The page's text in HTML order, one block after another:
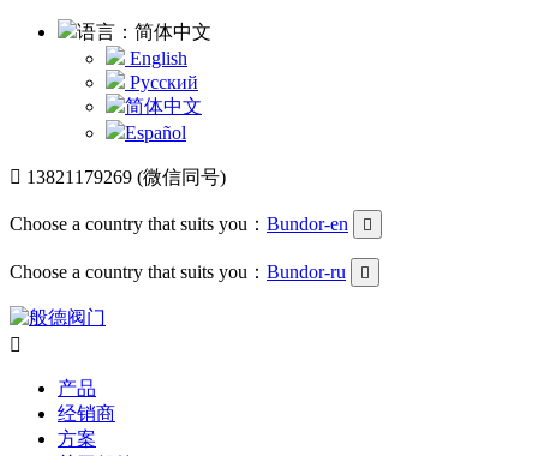
语言：简体中文
English
Русский
简体中文
Español
 13821179269 (微信同号)
Choose a country that suits you： Bundor-en 
Choose a country that suits you： Bundor-ru 

产品
经销商
方案